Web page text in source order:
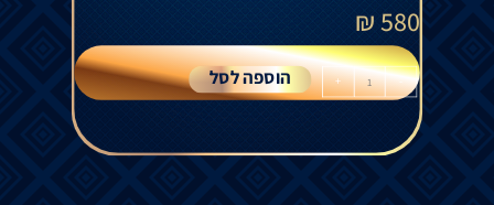
580
₪
-
+ הוספה לסל